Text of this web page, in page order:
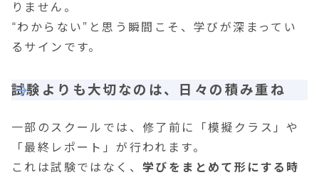
りません。
“わからない”と思う瞬間こそ、学びが深まってい
るサインです。
試験よりも大切なのは、日々の積み重ね
一部のスクールでは、修了前に「模擬クラス」や
「最終レポート」が行われます。
これは試験ではなく、 学びをまとめて形にする時